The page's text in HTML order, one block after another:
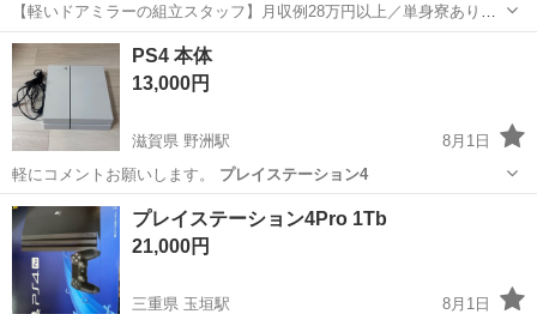
【軽いドアミラーの組立スタッフ】月収例28万円以上／単身寮あり／
年間休日121日／初めてさんも安心のカンタン作業 【未経験歓迎】軽
いドアミラーの組立スタッフ｜新設のキレイな工場◎男女活躍中！ 大
手自動車部品メーカーの新設工...
静岡 藤枝市 その他
PS4 本体
13,000円
滋賀県 野洲駅
8月1日
軽にコメントお願いします。 プレイステーション4
滋賀 野洲市 野洲駅
プレイステーション4Pro 1Tb
21,000円
三重県 玉垣駅
8月1日